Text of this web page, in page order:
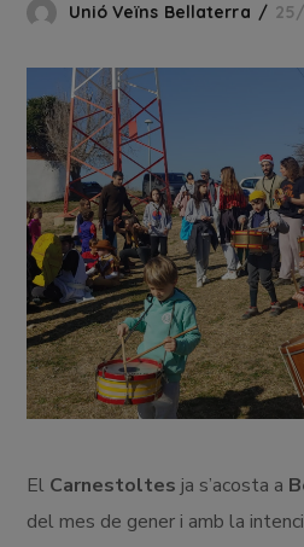
Unió Veïns Bellaterra
El Carnestoltes ja s’acosta a
del mes de gener i amb la